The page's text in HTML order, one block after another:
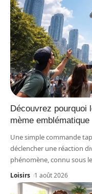
Découvrez pourquoi
mème emblématique
Une simple commande
déclencher une réaction
phénomène, connu sous
Loisirs 1 août 2026